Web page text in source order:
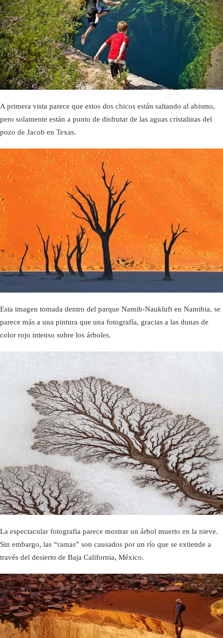
A primera vista parece que estos dos chicos están saltando al abismo,
pero solamente están a punto de disfrutar de las aguas cristalinas del
pozo de Jacob en Texas.
Esta imagen tomada dentro del parque Namib-Naukluft en Namibia, se
parece más a una pintura que una fotografía, gracias a las dunas de
color rojo intenso sobre los árboles.
La espectacular fotografia parece mostrar un árbol muerto en la nieve.
Sin embargo, las “ramas” son causados por un río que se extiende a
través del desierto de Baja California, México.